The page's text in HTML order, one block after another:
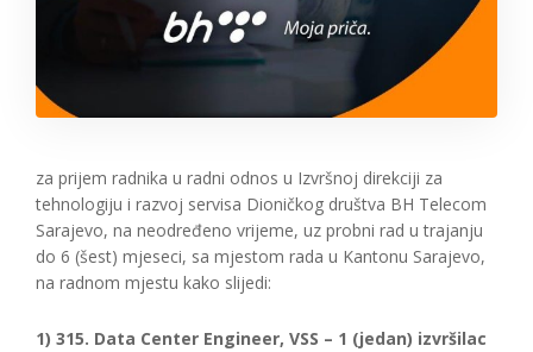
za prijem radnika u radni odnos u Izvršnoj direkciji za
tehnologiju i razvoj servisa Dioničkog društva BH Telecom
Sarajevo, na neodređeno vrijeme, uz probni rad u trajanju
do 6 (šest) mjeseci, sa mjestom rada u Kantonu Sarajevo,
na radnom mjestu kako slijedi:
1) 315. Data Center Engineer, VSS – 1 (jedan) izvršilac